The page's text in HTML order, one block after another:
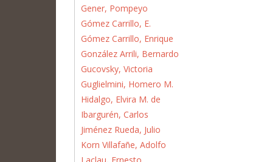
Gener, Pompeyo
Gómez Carrillo, E.
Gómez Carrillo, Enrique
González Arrili, Bernardo
Gucovsky, Victoria
Guglielmini, Homero M.
Hidalgo, Elvira M. de
Ibargurén, Carlos
Jiménez Rueda, Julio
Korn Villafañe, Adolfo
Laclau, Ernesto